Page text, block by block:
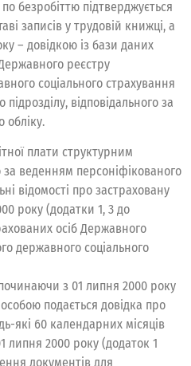
безробіттю підтверджується
записів у трудовій книжці, а
– довідкою із бази даних
реєстру
соціального страхування
відповідального за
обліку.
плати структурним
за веденням персоніфікованого
відомості про застраховану
року (додатки 1, 3 до
осіб Державного
державного соціального
з 01 липня 2000 року
подається довідка про
які 60 календарних місяців
липня 2000 року (додаток 1
документів для